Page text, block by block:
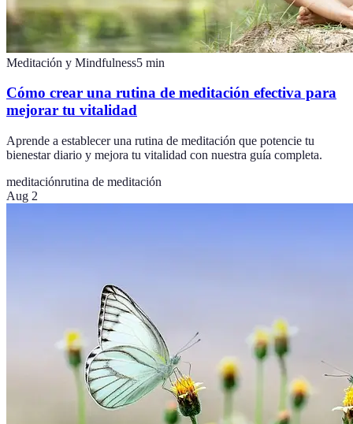
Meditación y Mindfulness5 min
Cómo crear una rutina de meditación efectiva para
mejorar tu vitalidad
Aprende a establecer una rutina de meditación que potencie tu
bienestar diario y mejora tu vitalidad con nuestra guía completa.
meditaciónrutina de meditación
Aug 2